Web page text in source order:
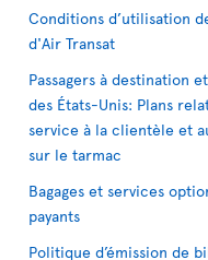
Conditions d’utilisation
d'Air Transat
Passagers à destination
des États-Unis: Plans
service à la clientèle et
sur le tarmac
Bagages et services
payants
Politique d’émission de